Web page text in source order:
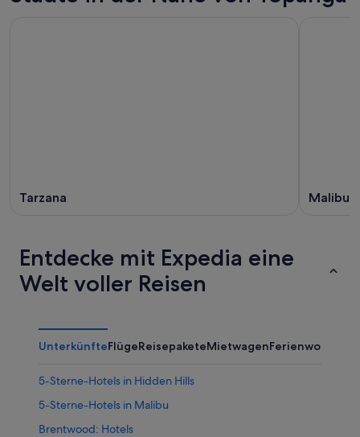
Tarzana Malibu
Entdecke mit Expedia eine
Welt voller Reisen
UnterkünfteFlügeReisepaketeMietwagen
5-Sterne-Hotels in Hidden Hills
5-Sterne-Hotels in Malibu
Brentwood: Hotels